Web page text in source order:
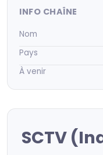
INFO CHAÎNE
Nom
Pays
À venir
SCTV